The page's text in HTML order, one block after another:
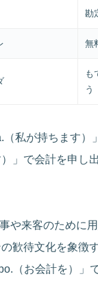
勘
無
も
う
（私が持ちます）
）」で会計を申し
や来客のために
歓待文化を象徴
（お会計を）」